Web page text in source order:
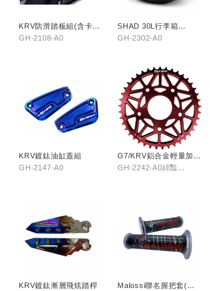
KRV防滑踏板組(含卡夢
飾片)
GH-2108-A0
SHAD 30L行李箱
(KYMCO專屬款)
GH-2302-A0
KRV鍍鈦油缸蓋組
GH-2147-A0
G7/KRV鋁合金輕量加大
齒盤40T
GH-2242-A0緋豔
KRV鍍鈦漸層飛炫踏桿
Malossi聯名握把套(有